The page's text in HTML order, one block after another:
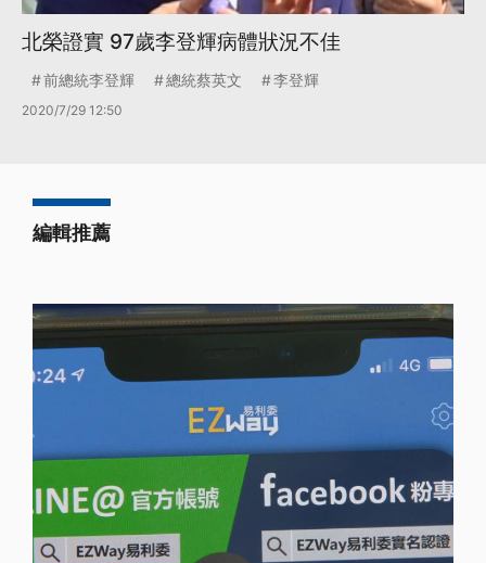
北榮證實 97歲李登輝病體狀況不佳
前總統李登輝 總統蔡英文 李登輝
2020/7/29 12:50
編輯推薦